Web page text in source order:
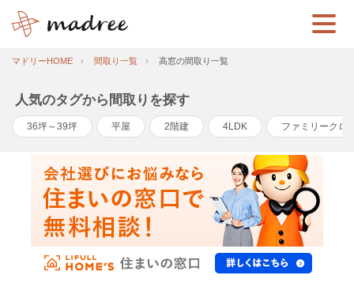
マドリーHOME 間取り一覧 高窓の間取り一覧
人気のタグから間取りを探す
36坪～39坪 平屋 2階建 4LDK ファミリークロ